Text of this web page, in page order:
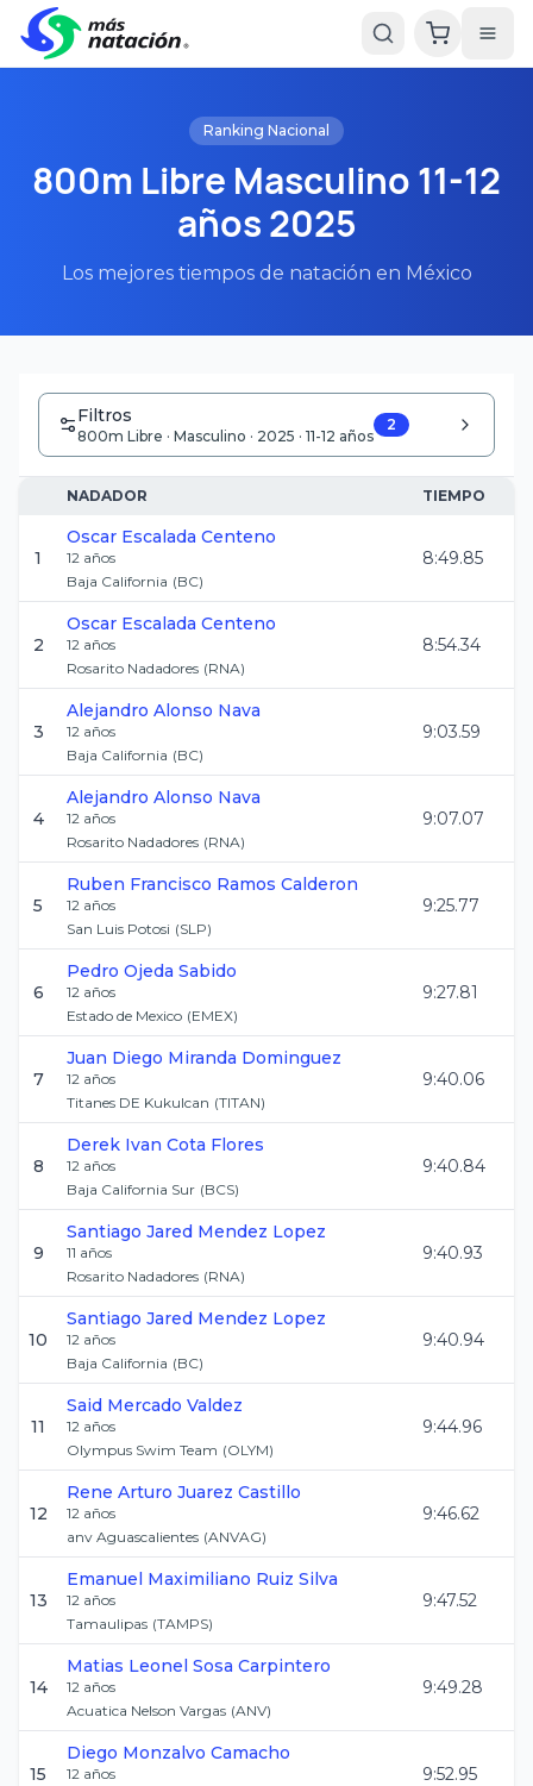
Ranking Nacional
800m Libre Masculino 11-12
años 2025
Los mejores tiempos de natación en México
Filtros
800m Libre · Masculino · 2025 · 11-12 años
2
NADADOR TIEMPO
1
Oscar Escalada Centeno
12 años
Baja California (BC)
8:49.85
2
Oscar Escalada Centeno
12 años
Rosarito Nadadores (RNA)
8:54.34
3
Alejandro Alonso Nava
12 años
Baja California (BC)
9:03.59
4
Alejandro Alonso Nava
12 años
Rosarito Nadadores (RNA)
9:07.07
5
Ruben Francisco Ramos Calderon
12 años
San Luis Potosi (SLP)
9:25.77
6
Pedro Ojeda Sabido
12 años
Estado de Mexico (EMEX)
9:27.81
7
Juan Diego Miranda Dominguez
12 años
Titanes DE Kukulcan (TITAN)
9:40.06
8
Derek Ivan Cota Flores
12 años
Baja California Sur (BCS)
9:40.84
9
Santiago Jared Mendez Lopez
11 años
Rosarito Nadadores (RNA)
9:40.93
10
Santiago Jared Mendez Lopez
12 años
Baja California (BC)
9:40.94
11
Said Mercado Valdez
12 años
Olympus Swim Team (OLYM)
9:44.96
12
Rene Arturo Juarez Castillo
12 años
anv Aguascalientes (ANVAG)
9:46.62
13
Emanuel Maximiliano Ruiz Silva
12 años
Tamaulipas (TAMPS)
9:47.52
14
Matias Leonel Sosa Carpintero
12 años
Acuatica Nelson Vargas (ANV)
9:49.28
15
Diego Monzalvo Camacho
12 años
9:52.95